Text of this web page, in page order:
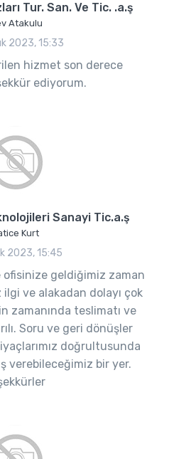
Tur. San. Ve Tic. .a.ş
Atakulu
2023, 15:33
hizmet son derece
ediyorum.
Sanayi Tic.a.ş
Kurt
2023, 15:45
ofisinize geldiğimiz zaman
ve alakadan dolayı çok
zamanında teslimatı ve
Soru ve geri dönüşler
doğrultusunda
verebileceğimiz bir yer.